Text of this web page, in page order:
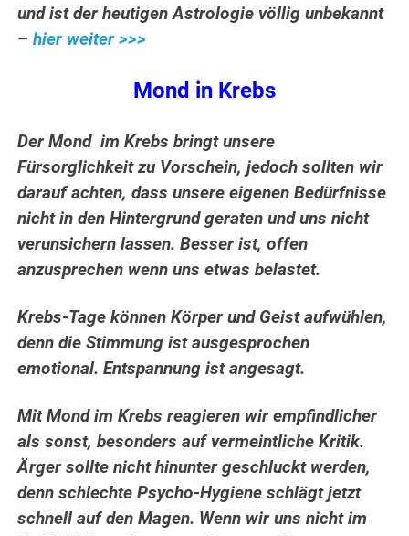
und ist der heutigen Astrologie völlig unbekannt
–hier weiter >>>
Mond in Krebs
Der Mond im Krebs bringt unsere
Fürsorglichkeit zu Vorschein, jedoch sollten wir
darauf achten, dass unsere eigenen Bedürfnisse
nicht in den Hintergrund geraten und uns nicht
verunsichern lassen. Besser ist, offen
anzusprechen wenn uns etwas belastet.
Krebs-Tage können Körper und Geist aufwühlen,
denn die Stimmung ist ausgesprochen
emotional. Entspannung ist angesagt.
Mit Mond im Krebs reagieren wir empfindlicher
als sonst, besonders auf vermeintliche Kritik.
Ärger sollte nicht hinunter geschluckt werden,
denn schlechte Psycho-Hygiene schlägt jetzt
schnell auf den Magen. Wenn wir uns nicht im